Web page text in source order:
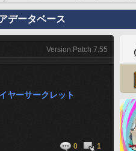
データベース
Version:Patch 7.55
ヤーサークレット
0 1